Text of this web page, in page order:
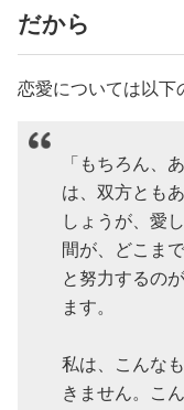
ココロ/カ
グルメ
カルチャー
だから
恋愛については以下
「もちろん、
は、双方とも
しょうが、愛
間が、どこま
と努力するの
ます。
私は、こんな
きません。こ